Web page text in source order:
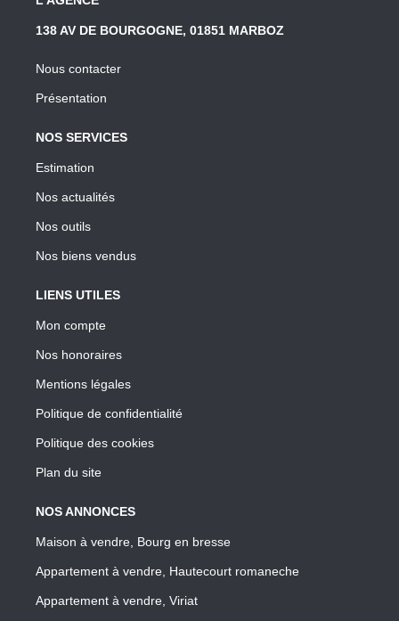
138 AV DE BOURGOGNE, 01851 MARBOZ
Nous contacter
Présentation
NOS SERVICES
Estimation
Nos actualités
Nos outils
Nos biens vendus
LIENS UTILES
Mon compte
Nos honoraires
Mentions légales
Politique de confidentialité
Politique des cookies
Plan du site
NOS ANNONCES
Maison à vendre, Bourg en bresse
Appartement à vendre, Hautecourt romaneche
Appartement à vendre, Viriat